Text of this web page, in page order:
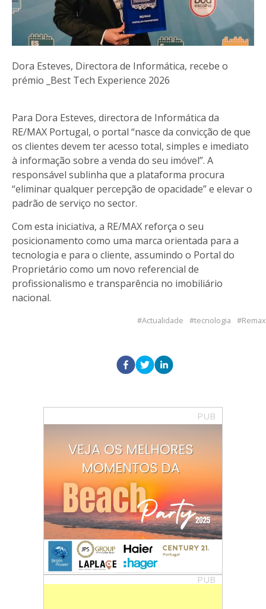
Dora Esteves, Directora de Informática, recebe o
prémio _Best Tech Experience 2026
Para Dora Esteves, directora de Informática da
RE/MAX Portugal, o portal “nasce da convicção de que
os clientes devem ter acesso total, simples e imediato
à informação sobre a venda do seu imóvel”. A
responsável sublinha que a plataforma procura
“eliminar qualquer percepção de opacidade” e elevar o
padrão de serviço no sector.
Com esta iniciativa, a RE/MAX reforça o seu
posicionamento como uma marca orientada para a
tecnologia e para o cliente, assumindo o Portal do
Proprietário como um novo referencial de
profissionalismo e transparência no imobiliário
nacional.
Actualidade tecnologia Remax
PUB
PUB